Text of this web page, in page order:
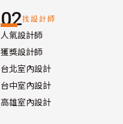
02找設計師
人氣設計師
獲獎設計師
台北室內設計
台中室內設計
高雄室內設計